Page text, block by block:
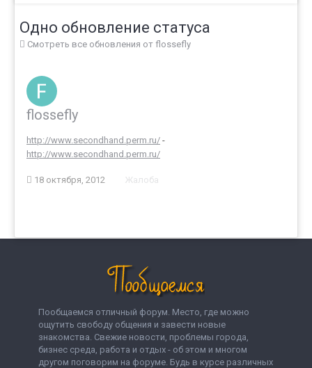
Одно обновление статуса
Смотреть все обновления от flossefly
flossefly
http://www.secondhand.perm.ru/ -
http://www.secondhand.perm.ru/
18 октября, 2012 Жалоба
Пообщаемся отличный форум. Место, где можно
ощутить свободу общения и завести новые
знакомства. Свежие новости, проблемы города,
бизнес среда, работа и отдых - об этом и многом
другом поговорим на форуме. Будь в курсе различных